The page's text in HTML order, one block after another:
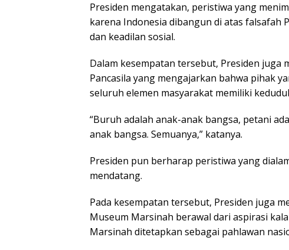
Presiden mengatakan, peristiwa yang
karena Indonesia dibangun di atas falsafah
dan keadilan sosial.
Dalam kesempatan tersebut, Presiden juga
Pancasila yang mengajarkan bahwa pihak
seluruh elemen masyarakat memiliki
“Buruh adalah anak-anak bangsa, petani
anak bangsa. Semuanya,” katanya.
Presiden pun berharap peristiwa yang
mendatang.
Pada kesempatan tersebut, Presiden juga
Museum Marsinah berawal dari aspirasi
Marsinah ditetapkan sebagai pahlawan